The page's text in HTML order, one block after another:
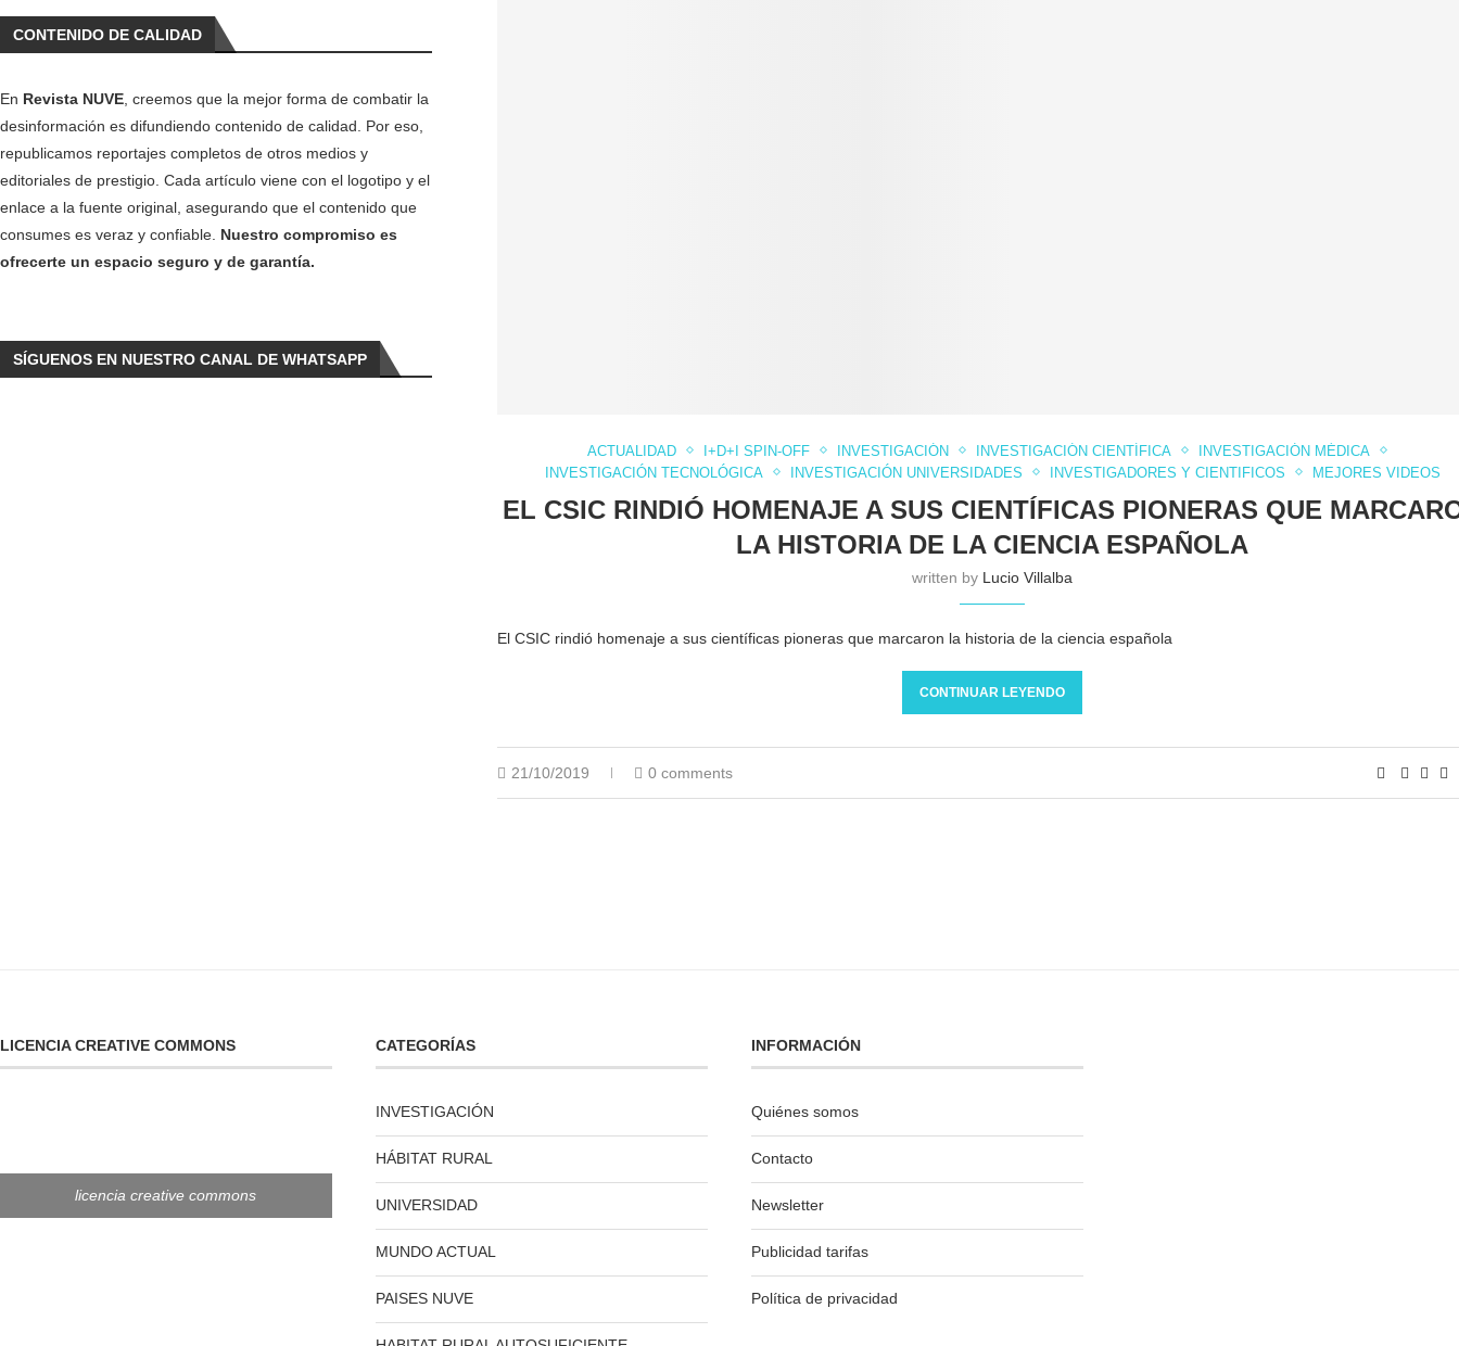
ACTUALIDAD I+D+I SPIN-OFF INVESTIGACIÓN INVESTIGACIÓN CIENTÍFICA
INVESTIGACIÓN MÉDICA
INVESTIGACIÓN TECNOLÓGICA
INVESTIGACIÓN UNIVERSIDADES INVESTIGADORES Y CIENTIFICOS MEJORES VIDEOS
EL CSIC RINDIÓ HOMENAJE A SUS CIENTÍFICAS PIONERAS QUE
LA HISTORIA DE LA CIENCIA ESPAÑOLA
written by Lucio Villalba
El CSIC rindió homenaje a sus científicas pioneras que marcaron la historia de la ciencia española
CONTINUAR LEYENDO
21/10/2019 0 comments
CONTENIDO DE CALIDAD
En Revista NUVE , creemos que la mejor forma de combatir la
desinformación es difundiendo contenido de calidad. Por eso,
republicamos reportajes completos de otros medios y
editoriales de prestigio. Cada artículo viene con el logotipo y el
enlace a la fuente original, asegurando que el contenido que
consumes es veraz y confiable. Nuestro compromiso es
ofrecerte un espacio seguro y de garantía.
SÍGUENOS EN NUESTRO CANAL DE WHATSAPP
LICENCIA CREATIVE COMMONS
licencia creative commons
CATEGORÍAS
INVESTIGACIÓN
HÁBITAT RURAL
UNIVERSIDAD
MUNDO ACTUAL
PAISES NUVE
INFORMACIÓN
Quiénes somos
Contacto
Newsletter
Publicidad tarifas
Política de privacidad